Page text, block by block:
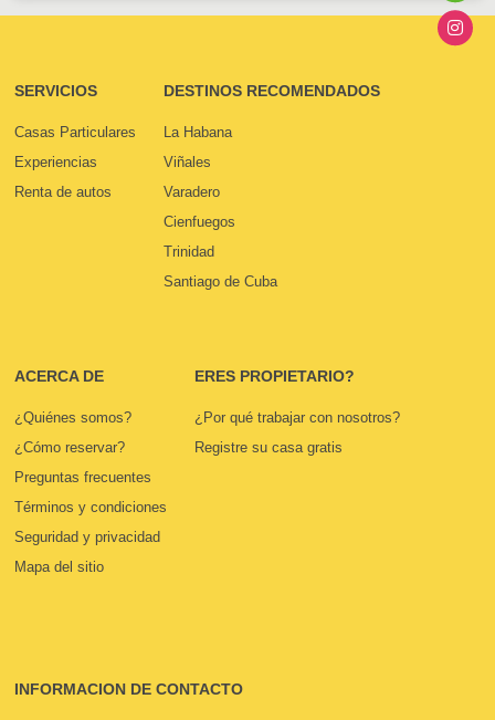
SERVICIOS
Casas Particulares
Experiencias
Renta de autos
DESTINOS RECOMENDADOS
La Habana
Viñales
Varadero
Cienfuegos
Trinidad
Santiago de Cuba
ACERCA DE
¿Quiénes somos?
¿Cómo reservar?
Preguntas frecuentes
Términos y condiciones
Seguridad y privacidad
Mapa del sitio
ERES PROPIETARIO?
¿Por qué trabajar con nosotros?
Registre su casa gratis
INFORMACION DE CONTACTO